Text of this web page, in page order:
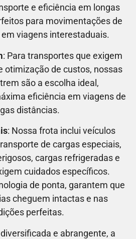
e eficiência em longas
para movimentações de
viagens interestaduais.
: Para transportes que exigem
otimização de custos, nossas
são a escolha ideal,
eficiência em viagens de
distâncias.
: Nossa frota inclui veículos
de cargas especiais,
cargas refrigeradas e
cuidados específicos.
de ponta, garantem que
cheguem intactas e nas
perfeitas.
e abrangente, a